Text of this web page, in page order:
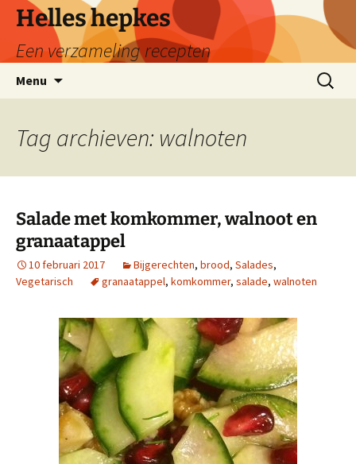
naar
inhoud
Helles hepkes
Een verzameling recepten
Menu
Zoeken
naar:
Tag archieven: walnoten
Salade met komkommer, walnoot en
granaatappel
10 februari 2017 Bijgerechten, brood, Salades,
Vegetarisch
granaatappel, komkommer, salade, walnoten